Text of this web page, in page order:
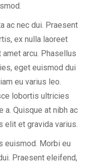
ac nec dui. Praesent
ex nulla laoreet
arcu. Phasellus
eget euismod dui
eu varius leo.
lobortis ultricies
a. Quisque at nibh ac
elit et gravida varius.
euismod. Morbi eu
Praesent eleifend,